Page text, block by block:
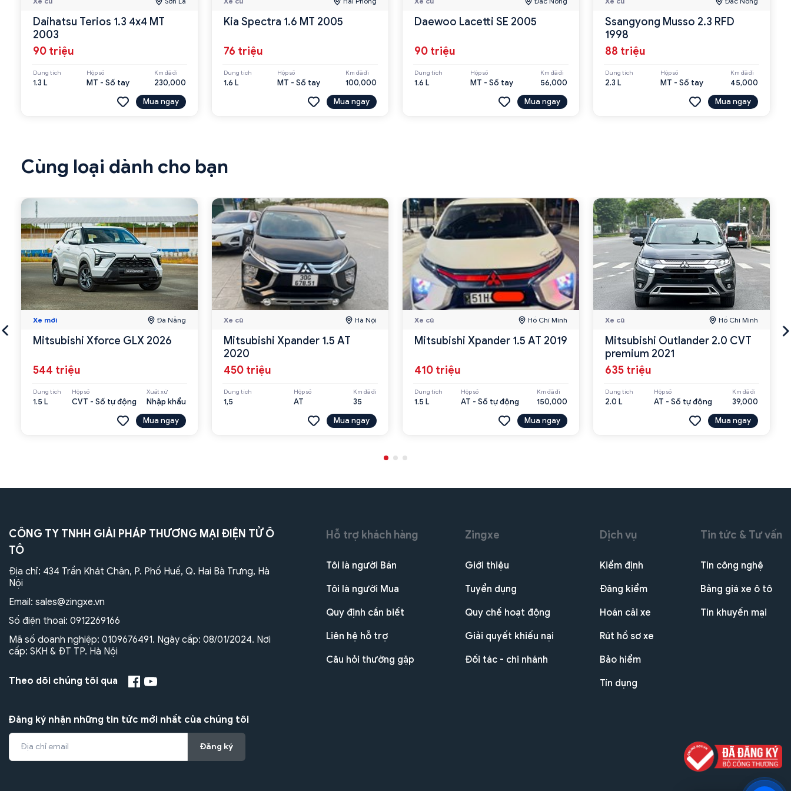
Daihatsu Terios 1.3 4x4 MT
2003
90 triệu
Dung tích
1.3 L
Hộp số
MT - Số tay
Km đã đi
230,000
Mua ngay
Kia Spectra 1.6 MT 2005
76 triệu
Dung tích
1.6 L
Hộp số
MT - Số tay
Km đã đi
100,000
Mua ngay
Daewoo Lacetti SE 2005
90 triệu
Dung tích
1.6 L
Hộp số
MT - Số tay
Km đã đi
56,000
Mua ngay
Ssangyong Musso 2.3 RFD
1998
88 triệu
Dung tích
2.3 L
Hộp số
MT - Số tay
Km đã đi
45,000
Mua ngay
Cùng loại dành cho bạn
Xe mới Đà Nẵng
Mitsubishi Xforce GLX 2026
544 triệu
Dung tích
1.5 L
Hộp số
CVT - Số tự động
Xuất xứ
Nhập khẩu
Mua ngay
Xe cũ Hà Nội
Mitsubishi Xpander 1.5 AT
2020
450 triệu
Dung tích
1,5
Hộp số
AT
Km đã đi
35
Mua ngay
Xe cũ Hồ Chí Minh
Mitsubishi Xpander 1.5 AT 2019
410 triệu
Dung tích
1.5 L
Hộp số
AT - Số tự động
Km đã đi
150,000
Mua ngay
Xe cũ Hồ Chí Minh
Mitsubishi Outlander 2.0 CVT
premium 2021
635 triệu
Dung tích
2.0 L
Hộp số
AT - Số tự động
Km đã đi
39,000
Mua ngay
CÔNG TY TNHH GIẢI PHÁP THƯƠNG MẠI ĐIỆN TỬ Ô
TÔ
Địa chỉ: 434 Trần Khát Chân, P. Phố Huế, Q. Hai Bà Trưng, Hà
Nội
Email: sales@zingxe.vn
Số điện thoại: 0912269166
Mã số doanh nghiệp: 0109676491. Ngày cấp: 08/01/2024. Nơi
cấp: SKH & ĐT TP. Hà Nội
Theo dõi chúng tôi qua
Đăng ký nhận những tin tức mới nhất của chúng tôi
Đăng ký
Hỗ trợ khách hàng
Tôi là người Bán
Tôi là người Mua
Quy định cần biết
Liên hệ hỗ trợ
Câu hỏi thường gặp
Zingxe
Giới thiệu
Tuyển dụng
Quy chế hoạt động
Giải quyết khiếu nại
Đối tác - chi nhánh
Dịch vụ
Kiểm định
Đăng kiểm
Hoán cải xe
Rút hồ sơ xe
Bảo hiểm
Tín dụng
Tin tức & Tư vấn
Tin công nghệ
Bảng giá xe ô tô
Tin khuyến mại